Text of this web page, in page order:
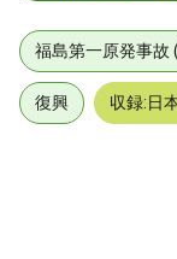
福島第一原発事故
復興 収録:日